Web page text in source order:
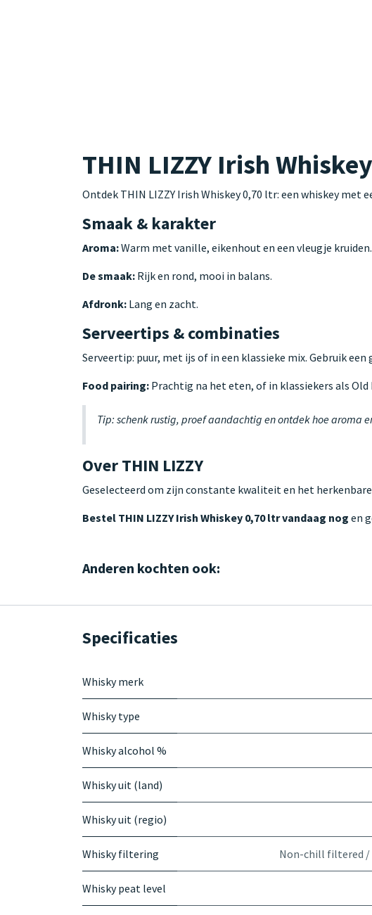
THIN LIZZY Irish
Ontdek THIN LIZZY Irish Whiskey 0,70 ltr: een whiskey met
Smaak & karakter
Aroma:Warm met vanille, eikenhout en een vleugje kruiden.
De smaak: Rijk en rond, mooi in balans.
Afdronk: Lang en zacht.
Serveertips & combinaties
Serveertip: puur, met ijs of in een klassieke mix. Gebruik een
Food pairing: Prachtig na het eten, of in klassiekers als Old
Tip: schenk rustig, proef aandachtig en ontdek hoe aroma
Over THIN LIZZY
Geselecteerd om zijn constante kwaliteit en het
Bestel THIN LIZZY Irish Whiskey 0,70 ltr vandaag nog en
Anderen kochten ook:
Specificaties
Whisky merk
Whisky type
Whisky alcohol %
Whisky uit (land)
Whisky uit (regio)
Whisky filtering Non-chill filtered
Whisky peat level